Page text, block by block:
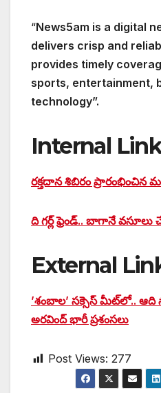
“News5am is a digital
delivers crisp and
provides timely
sports, entertainment,
technology”.
Internal
రక్తదాన శిబిరం ప్రారంభించిన
ది గర్ల్ ఫ్రెండ్.. బాగానే వసూలు
External
’శంబాల’ సక్సెస్ మీట్‌లో..
అరవింద్ భారీ ప్రశంసలు
Post Views: 277